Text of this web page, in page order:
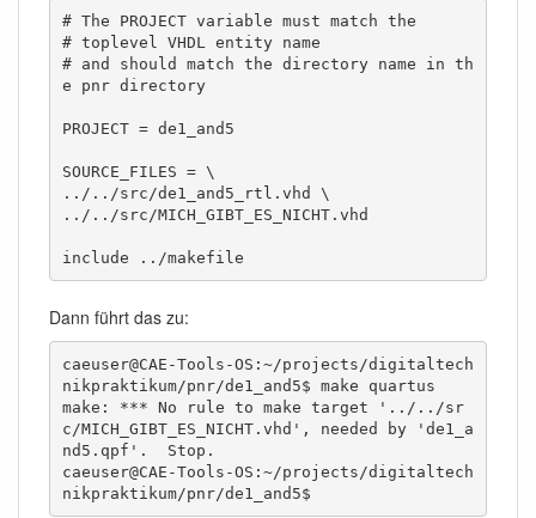
# The PROJECT variable must match the
# toplevel VHDL entity name
# and should match the directory name in th
e pnr directory
PROJECT = de1_and5
SOURCE_FILES = \
../../src/de1_and5_rtl.vhd \
../../src/MICH_GIBT_ES_NICHT.vhd
include ../makefile
Dann führt das zu:
caeuser@CAE-Tools-OS:~/projects/digitaltech
nikpraktikum/pnr/de1_and5$ make quartus
make: *** No rule to make target '../../sr
c/MICH_GIBT_ES_NICHT.vhd', needed by 'de1_a
nd5.qpf'.  Stop.
caeuser@CAE-Tools-OS:~/projects/digitaltech
nikpraktikum/pnr/de1_and5$